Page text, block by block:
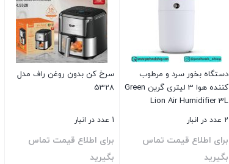
دستگاه بخور سرد و مرطوب
کننده هوا 3 لیتری گرین Green
Lion Air Humidifier 3L
2 عدد در انبار
برای اطلاع قیمت تماس
بگیرید
سرخ کن بدون روغن راف مدل
5328
1 عدد در انبار
برای اطلاع قیمت تماس
بگیرید